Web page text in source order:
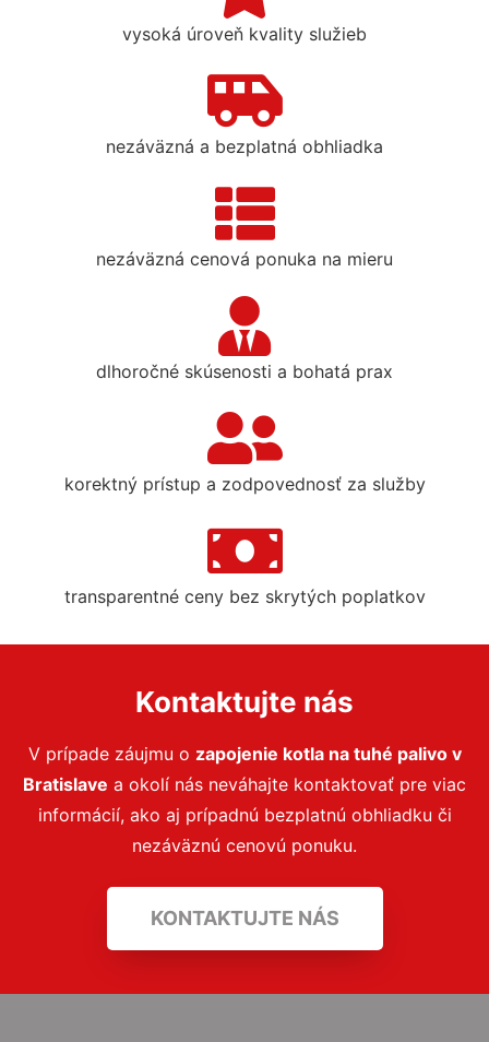
vysoká úroveň kvality služieb
nezáväzná a bezplatná obhliadka
nezáväzná cenová ponuka na mieru
dlhoročné skúsenosti a bohatá prax
korektný prístup a zodpovednosť za služby
transparentné ceny bez skrytých poplatkov
Kontaktujte nás
V prípade záujmu o zapojenie kotla na tuhé palivov
Bratislave a okolí nás neváhajte kontaktovať pre viac
informácií, ako aj prípadnú bezplatnú obhliadku či
nezáväznú cenovú ponuku.
KONTAKTUJTE NÁS